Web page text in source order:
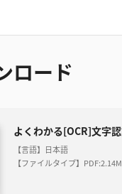
ロード
よくわかる[OCR]文字
【言語】日本語
【ファイルタイプ】PDF: